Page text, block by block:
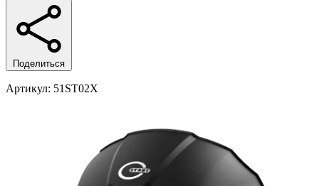
Поделиться
Артикул: 51ST02X